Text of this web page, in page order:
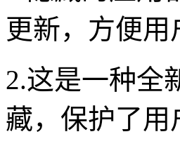
更新，方便
2.这是一种全
藏，保护了用